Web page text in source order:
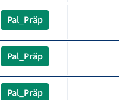
Pal_Präp
Pal_Präp
Pal_Präp